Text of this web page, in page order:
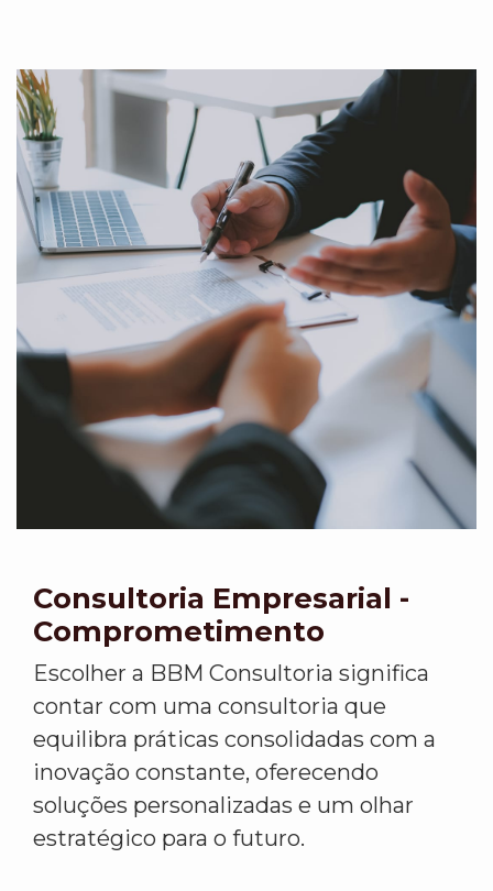
Consultoria Empresarial -
Comprometimento
Escolher a BBM Consultoria significa
contar com uma consultoria que
equilibra práticas consolidadas com a
inovação constante, oferecendo
soluções personalizadas e um olhar
estratégico para o futuro.